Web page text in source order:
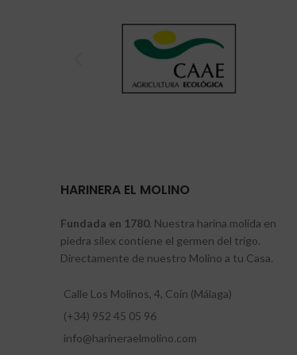
HARINERA EL MOLINO
Fundada en 1780. Nuestra harina molida en
piedra sílex contiene el germen del trigo.
Directamente de nuestro Molino a tu Casa.
Calle Los Molinos, 4, Coín (Málaga)
(+34) 952 45 05 96
info@harineraelmolino.com